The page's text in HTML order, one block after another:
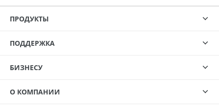
ПРОДУКТЫ
ПОДДЕРЖКА
БИЗНЕСУ
О КОМПАНИИ